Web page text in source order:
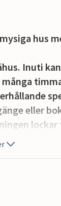
hus
Inuti
eller
semestern.
till